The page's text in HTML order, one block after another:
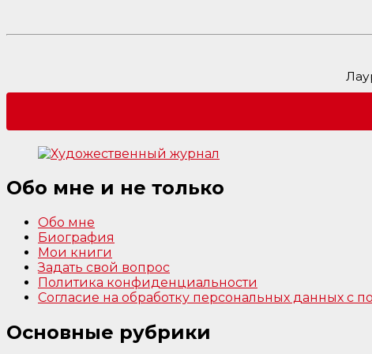
Обо мне и не только
Обо мне
Биография
Мои книги
Задать свой вопрос
Политика конфиденциальности
Согласие на обработку персональных данных с
Основные рубрики